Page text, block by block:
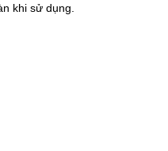
khi sử dụng.